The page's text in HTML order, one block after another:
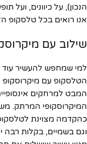
אנו רואים בכל טלסקופ
שילוב עם
למי שמחפש להעשיר עוד
הטלסקופ עם
המבט למרחקים
המיקרוסקופי המרתק.
כהקדמה מצוינת